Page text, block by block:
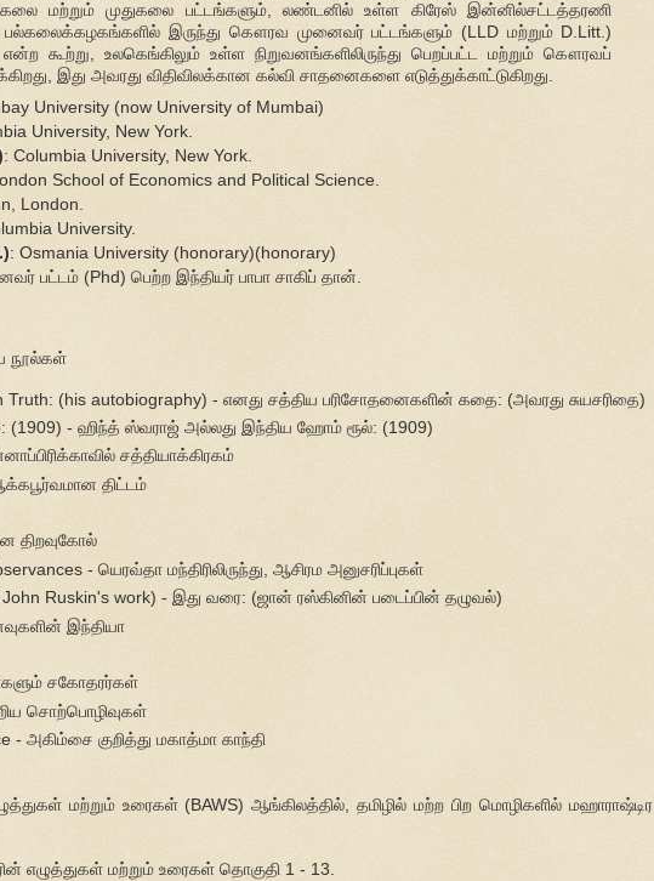
மற்றும் முதுகலை பட்டங்களும், லண்டனில் உள்ள கிரேஸ் இன்னில்சட்டத்தரணி
பல்கலைக்கழகங்களில் இருந்து கௌரவ முனைவர் பட்டங்களும் (LLD மற்றும் D.Litt.)
கூற்று, உலகெங்கிலும் உள்ள நிறுவனங்களிலிருந்து பெறப்பட்ட மற்றும் கௌரவப்
இது அவரது விதிவிலக்கான கல்வி சாதனைகளை எடுத்துக்காட்டுகிறது.
University (now University of Mumbai)
University, New York.
: Columbia University, New York.
School of Economics and Political Science.
London.
University.
: Osmania University (honorary)(honorary)
பட்டம் (Phd) பெற்ற இந்தியர் பாபா சாகிப் தான்.
நூல்கள்
Truth: (his autobiography) - எனது சத்திய பரிசோதனைகளின் கதை: (அவரது சுயசரிதை)
(1909) - ஹிந்த் ஸ்வராஜ் அல்லது இந்திய ஹோம் ரூல்: (1909)
சத்தியாக்கிரகம்
திட்டம்
திறவுகோல்
- யெரவ்தா மந்திரிலிருந்து, ஆசிரம அனுசரிப்புகள்
John Ruskin's work) - இது வரை: (ஜான் ரஸ்கினின் படைப்பின் தழுவல்)
இந்தியா
சகோதரர்கள்
சொற்பொழிவுகள்
- அகிம்சை குறித்து மகாத்மா காந்தி
மற்றும் உரைகள் (BAWS) ஆங்கிலத்தில், தமிழில் மற்ற பிற மொழிகளில் மஹாராஷ்டிர
எழுத்துகள் மற்றும் உரைகள் தொகுதி 1 - 13.